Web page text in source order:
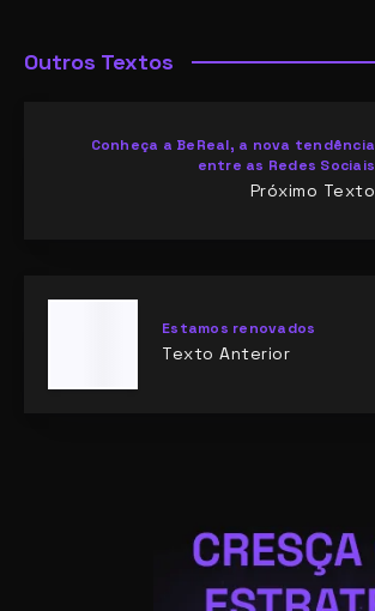
Outros Textos
Conheça a BeReal, a nova tendência
entre as Redes Sociais
Próximo Texto
Estamos renovados
Texto Anterior